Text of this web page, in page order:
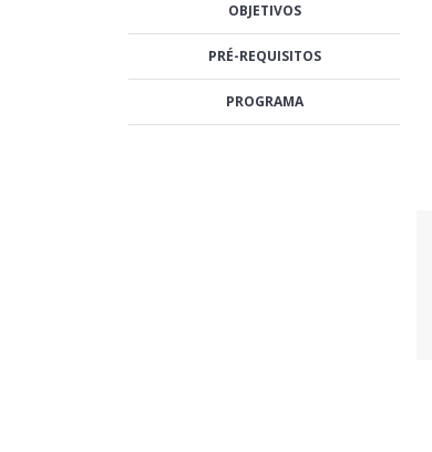
OBJETIVOS
PRÉ-REQUISITOS
PROGRAMA